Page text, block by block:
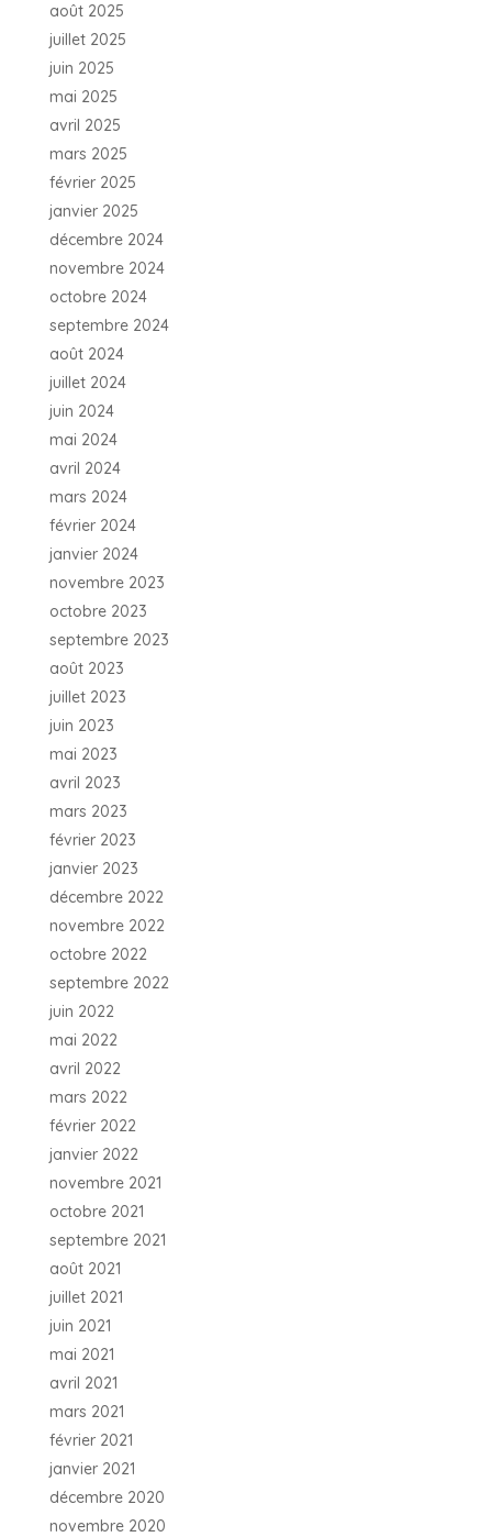
août 2025
juillet 2025
juin 2025
mai 2025
avril 2025
mars 2025
février 2025
janvier 2025
décembre 2024
novembre 2024
octobre 2024
septembre 2024
août 2024
juillet 2024
juin 2024
mai 2024
avril 2024
mars 2024
février 2024
janvier 2024
novembre 2023
octobre 2023
septembre 2023
août 2023
juillet 2023
juin 2023
mai 2023
avril 2023
mars 2023
février 2023
janvier 2023
décembre 2022
novembre 2022
octobre 2022
septembre 2022
juin 2022
mai 2022
avril 2022
mars 2022
février 2022
janvier 2022
novembre 2021
octobre 2021
septembre 2021
août 2021
juillet 2021
juin 2021
mai 2021
avril 2021
mars 2021
février 2021
janvier 2021
décembre 2020
novembre 2020